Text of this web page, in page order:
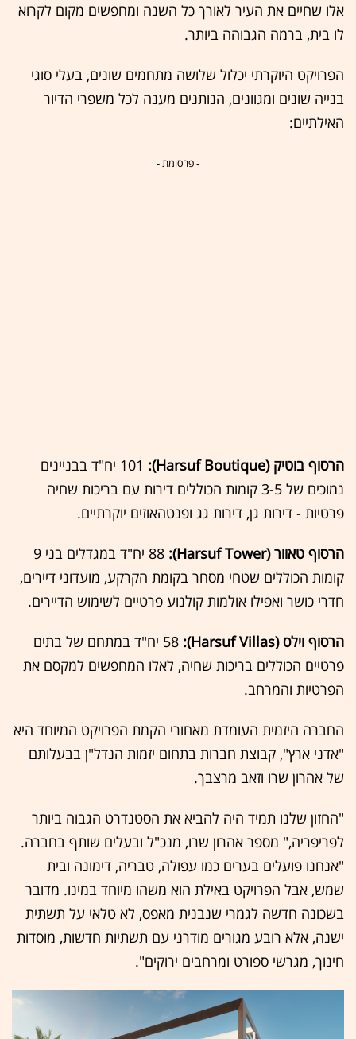
אלו שחיים את העיר לאורך כל השנה ומחפשים מקום לקרוא
לו בית, ברמה הגבוהה ביותר.
הפרויקט היוקרתי יכלול שלושה מתחמים שונים, בעלי סוגי
בנייה שונים ומגוונים, הנותנים מענה לכל משפרי הדיור
האילתיים:
- פרסומת -
הרסוף בוטיק (Harsuf Boutique):
101 יח"ד בבניינים
נמוכים של 3-5 קומות הכוללים דירות עם בריכות שחיה
פרטיות - דירות גן, דירות גג ופנטהאוזים יוקרתיים.
הרסוף טאוור (Harsuf Tower):
88 יח"ד במגדלים בני 9
קומות הכוללים שטחי מסחר בקומת הקרקע, מועדוני דיירים,
חדרי כושר ואפילו אולמות קולנוע פרטיים לשימוש הדיירים.
הרסוף וילס (Harsuf Villas):
58 יח"ד במתחם של בתים
פרטיים הכוללים בריכות שחיה, לאלו המחפשים למקסם את
הפרטיות והמרחב.
החברה היזמית העומדת מאחורי הקמת הפרויקט המיוחד היא
"אדני ארץ", קבוצת חברות בתחום יזמות הנדל"ן בבעלותם
של אהרון שרו וזאב מרצבך.
"החזון שלנו תמיד היה להביא את הסטנדרט הגבוה ביותר
לפריפריה," מספר אהרון שרו, מנכ"ל ובעלים שותף בחברה.
"אנחנו פועלים בערים כמו עפולה, טבריה, דימונה ובית
שמש, אבל הפרויקט באילת הוא משהו מיוחד במינו. מדובר
בשכונה חדשה לגמרי שנבנית מאפס, לא טלאי על תשתית
ישנה, אלא רובע מגורים מודרני עם תשתיות חדשות, מוסדות
חינוך, מגרשי ספורט ומרחבים ירוקים".